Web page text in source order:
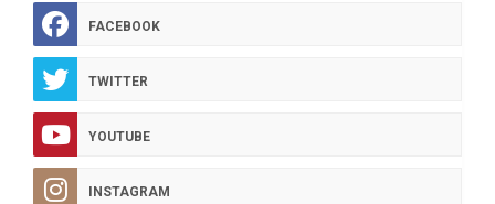
FACEBOOK
TWITTER
YOUTUBE
INSTAGRAM